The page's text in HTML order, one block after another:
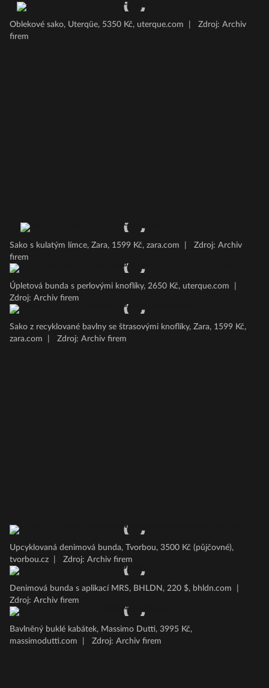
Oblekové sako, Uterqüe, 5350 Kč, uterque.com
Zdroj: Archiv
firem
Sako s kulatým límce, Zara, 1599 Kč, zara.com
Zdroj: Archiv
firem
Úpletová bunda s perlovými knoflíky, 2650 Kč, uterque.com
Zdroj: Archiv firem
Sako z recyklované bavlny se štrasovými knoflíky, Zara, 1599 Kč,
zara.com
Zdroj: Archiv firem
Upcyklovaná denimová bunda, Tvorbou, 3500 Kč (půjčovné),
tvorbou.cz
Zdroj: Archiv firem
Denimová bunda s aplikací MRS, BHLDN, 220 $, bhldn.com
Zdroj: Archiv firem
Bavlněný buklé kabátek, Massimo Dutti, 3995 Kč,
massimodutti.com
Zdroj: Archiv firem